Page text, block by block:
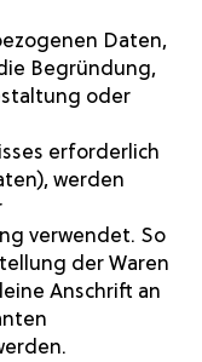
Daten,
Begründung,
oder
erforderlich
werden
verwendet. So
der Waren
Anschrift an